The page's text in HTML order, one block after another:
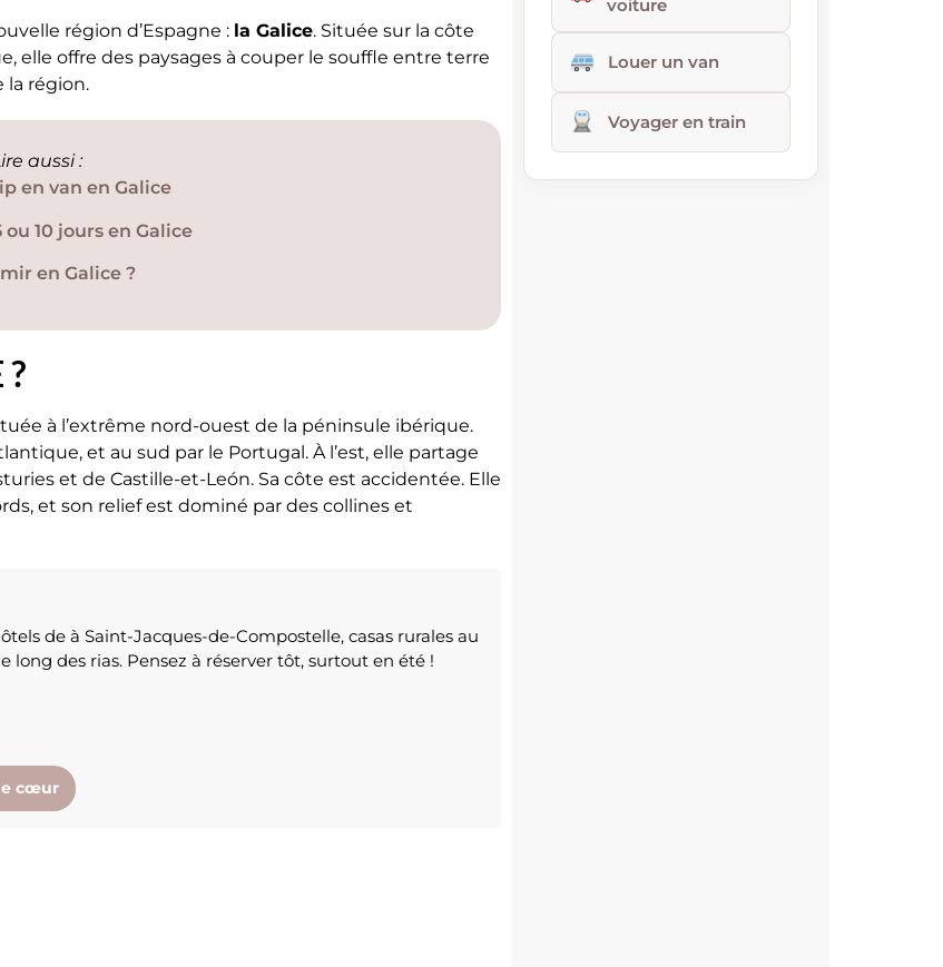
région d’Espagne : la Galice. Située sur la côte
elle offre des paysages à couper le souffle entre terre
la région.
aussi :
en van en Galice
10 jours en Galice
en Galice ?
à l’extrême nord-ouest de la péninsule ibérique.
et au sud par le Portugal. À l’est, elle partage
et de Castille-et-León. Sa côte est accidentée. Elle
et son relief est dominé par des collines et
de à Saint-Jacques-de-Compostelle, casas rurales au
long des rias. Pensez à réserver tôt, surtout en été !
cœur
voiture
Louer un van
Voyager en train